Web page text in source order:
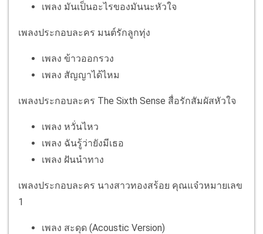
เพลง มันเป็นอะไรของมันนะหัวใจ
เพลงประกอบละคร มนต์รักลูกทุ่ง
เพลง ข้าวออกรวง
เพลง สัญญาได้ไหม
เพลงประกอบละคร The Sixth Sense สื่อรักสัมผัสหัวใจ
เพลง หวั่นไหว
เพลง ฉันรู้ว่ายังมีเธอ
เพลง ฝันนำทาง
เพลงประกอบละคร นางสาวทองสร้อย คุณแจ๋วหมายเลข
1
เพลง สะดุด (Acoustic Version)